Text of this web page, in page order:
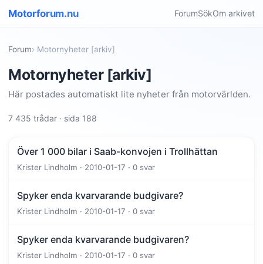
Motorforum.nu ForumSökOm arkivet
Forum› Motornyheter [arkiv]
Motornyheter [arkiv]
Här postades automatiskt lite nyheter från motorvärlden.
7 435 trådar · sida 188
Över 1 000 bilar i Saab-konvojen i Trollhättan
Krister Lindholm · 2010-01-17 · 0 svar
Spyker enda kvarvarande budgivare?
Krister Lindholm · 2010-01-17 · 0 svar
Spyker enda kvarvarande budgivaren?
Krister Lindholm · 2010-01-17 · 0 svar